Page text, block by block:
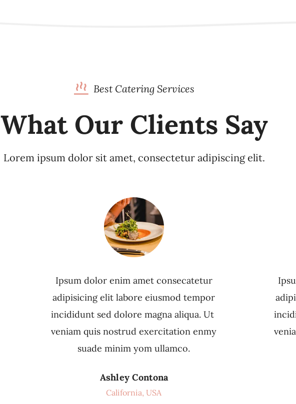
Best Catering Services
What Our Clients Say
Lorem ipsum dolor sit amet, consectetur adipiscing elit.
Ipsum dolor enim amet consecatetur
adipisicing elit labore eiusmod tempor
incididunt sed dolore magna aliqua. Ut
veniam quis nostrud exercitation enmy
suade minim yom ullamco.
Ashley Contona
California, USA